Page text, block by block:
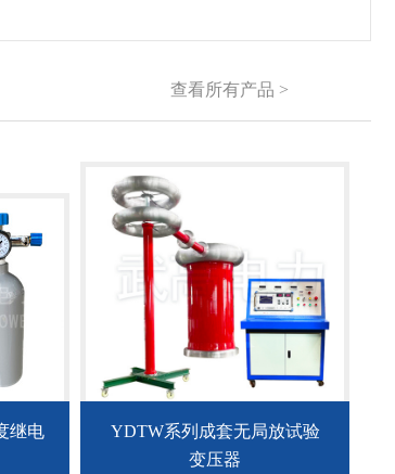
查看所有产品 >
继电
YDTW系列成套无局放试验
变压器